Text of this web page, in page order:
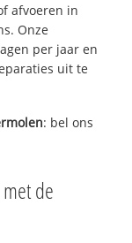
afvoeren in
Onze
per jaar en
uit te
: bel ons
de